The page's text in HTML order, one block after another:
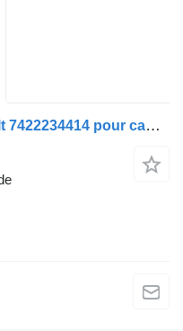
Manette de commande Renault 7422234414 pour camion Renault T (2013-)